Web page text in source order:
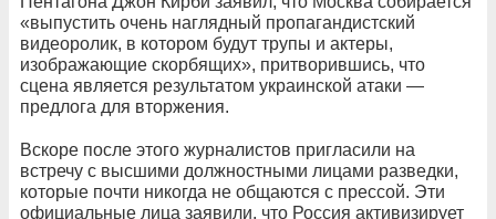
«выпустить очень наглядный пропагандистский
видеоролик, в котором будут трупы и актеры,
изображающие скорбящих», притворившись, что
сцена является результатом украинской атаки —
предлога для вторжения.
Вскоре после этого журналистов пригласили на
встречу с высшими должностными лицами разведки,
которые почти никогда не общаются с прессой. Эти
официальные лица заявили, что Россия активизирует